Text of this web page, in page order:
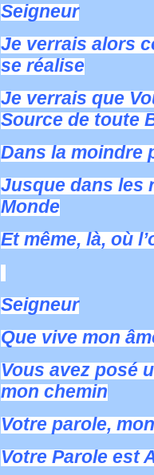
Seigneur
Je verrais alors
se réalise
Je verrais que
Source de toute
Dans la moindre
Jusque dans les
Monde
Et même, là, où
Seigneur
Que vive mon
Vous avez posé
mon chemin
Votre parole,
Votre Parole est